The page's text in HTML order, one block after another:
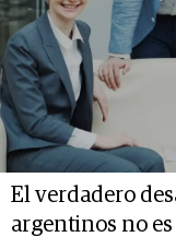
El verdadero
argentinos no